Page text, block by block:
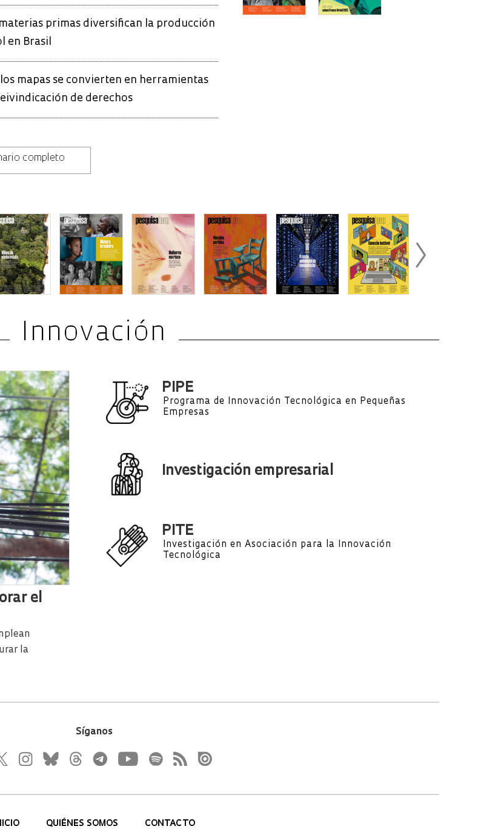
primas diversifican la producción
en Brasil
mapas se convierten en herramientas
de derechos
completo
Innovación
el
la
PIPE
Programa de Innovación Tecnológica en Pequeñas
Empresas
Investigación empresarial
PITE
Investigación en Asociación para la Innovación
Tecnológica
Síganos
QUIÉNES SOMOS CONTACTO